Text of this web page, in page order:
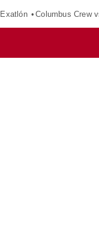
Exatlón Columbus Crew